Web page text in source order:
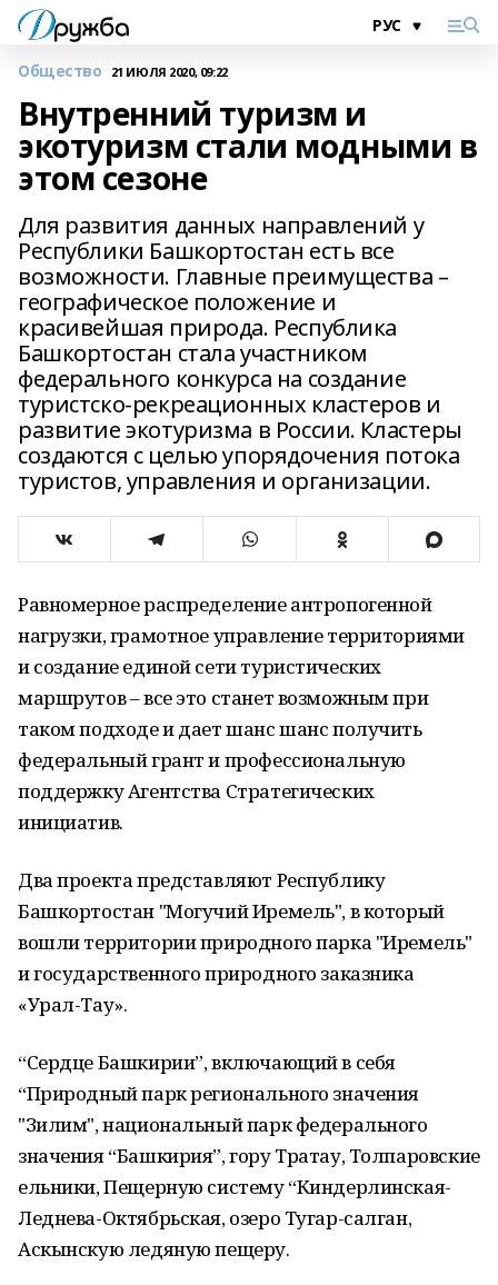
Общество 21 ИЮЛЯ 2020, 09:22
Внутренний туризм и
экотуризм стали модными в
этом сезоне
Для развития данных направлений у
Республики Башкортостан есть все
возможности. Главные преимущества –
географическое положение и
красивейшая природа. Республика
Башкортостан стала участником
федерального конкурса на создание
туристско-рекреационных кластеров и
развитие экотуризма в России. Кластеры
создаются с целью упорядочения потока
туристов, управления и организации.
Равномерное распределение антропогенной
нагрузки, грамотное управление территориями
и создание единой сети туристических
маршрутов – все это станет возможным при
таком подходе и дает шанс шанс получить
федеральный грант и профессиональную
поддержку Агентства Стратегических
инициатив.
Два проекта представляют Республику
Башкортостан "Могучий Иремель", в который
вошли территории природного парка "Иремель"
и государственного природного заказника
«Урал-Тау».
“Сердце Башкирии”, включающий в себя
“Природный парк регионального значения
"Зилим", национальный парк федерального
значения “Башкирия”, гору Тратау, Толпаровские
ельники, Пещерную систему “Киндерлинская-
Леднева-Октябрьская, озеро Тугар-салган,
Аскынскую ледяную пещеру.